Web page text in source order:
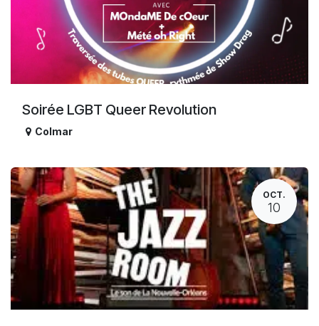
Soirée LGBT Queer Revolution
Colmar
OCT.
10